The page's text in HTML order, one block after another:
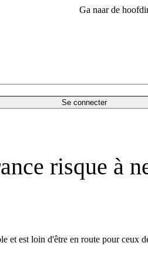
Ga naar de
Se connecter
risque à
et est loin d'être en route pour